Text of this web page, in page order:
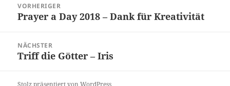
VORHERIGER
Vorheriger
Prayer a Day 2018 – Dank für Kreativität
NÄCHSTER
Nächster
Triff die Götter – Iris